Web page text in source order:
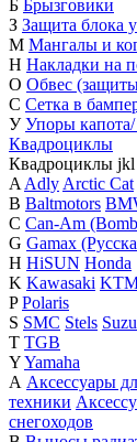
Б Брызговики
З Защита блока
М Мангалы и
Н Накладки на
О Обвес
С Сетка в
У Упоры капота/
Квадроциклы
Квадроциклы jkl
A Adly Arctic Cat
B Baltmotors
C Can-Am
G Gamax
H HiSUN Honda
K Kawasaki
P Polaris
S SMC Stels
T TGB
YYamaha
А Аксессуары
техники
снегоходов